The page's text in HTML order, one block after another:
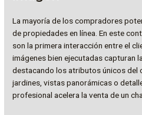
La mayoría de los compradores
de propiedades en línea. En este
son la primera interacción entre el
imágenes bien ejecutadas capturan
destacando los atributos únicos del
jardines, vistas panorámicas o
profesional acelera la venta de un